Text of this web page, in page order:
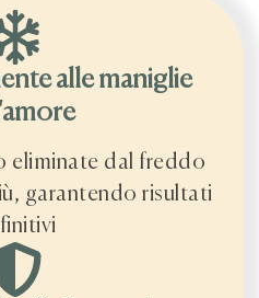
alle maniglie
eliminate dal freddo
garantendo risultati